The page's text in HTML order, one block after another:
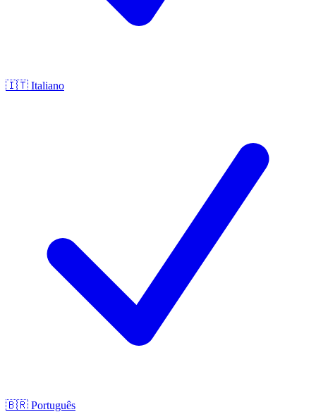
🇮🇹 Italiano
🇧🇷 Português